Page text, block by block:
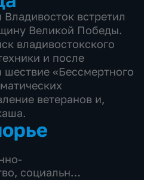
встретил
Великой Победы.
владивостокского
и после
шествие «Бессмертного
ветеранов и,
, социально-